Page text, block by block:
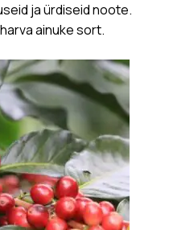
ja ürdiseid noote.
ainuke sort.